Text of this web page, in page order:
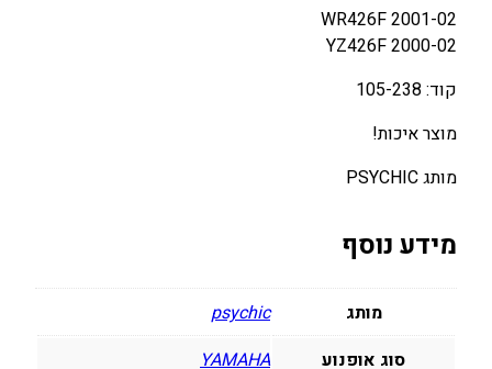
מ
א
W
Y
Z
WR426F 2001-02
YZ426F 2000-02
קוד: 105-238
מוצר איכות!
מותג PSYCHIC
מידע נוסף
מותג
psychic
סוג אופנוע
YAMAHA